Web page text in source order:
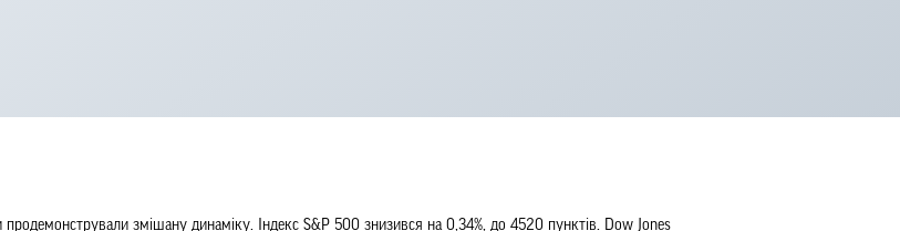
змішану динаміку. Індекс S&P 500 знизився на 0,34%, до 4520 пунктів. Dow Jones